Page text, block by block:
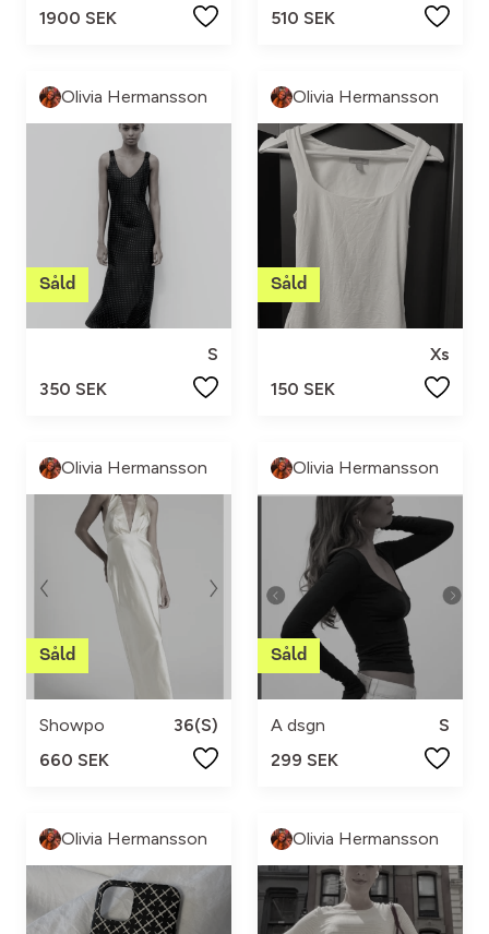
1900 SEK 510 SEK
Olivia Hermansson
S
350 SEK
Olivia Hermansson
Xs
150 SEK
Olivia Hermansson
Showpo
36(S)
660 SEK
Olivia Hermansson
A dsgn
S
299 SEK
Olivia Hermansson Olivia Hermansson